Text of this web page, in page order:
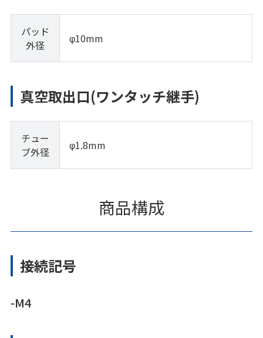
パッド
外径
φ10mm
真空取出口(ワンタッチ継手)
チュー
ブ外径
φ1.8mm
商品構成
接続記号
-M4